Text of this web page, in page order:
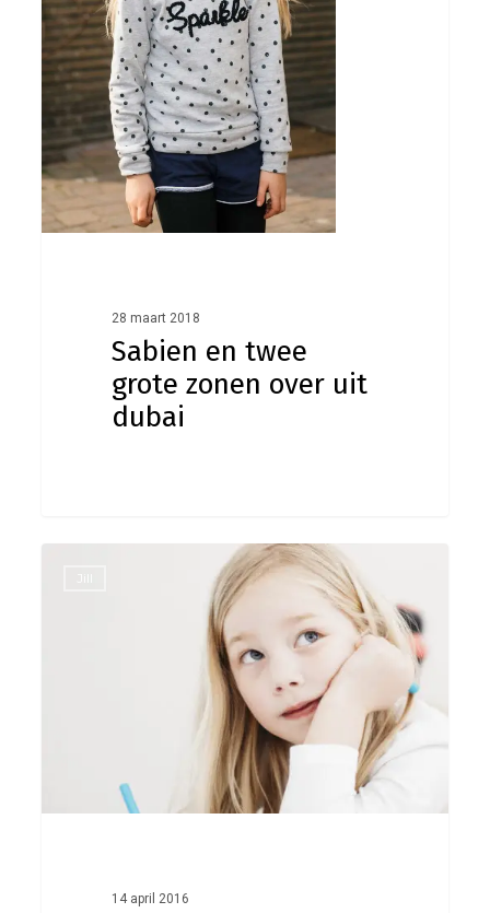
uit
dubai
28 maart 2018
Sabien en twee
grote zonen over uit
dubai
14 april 2016